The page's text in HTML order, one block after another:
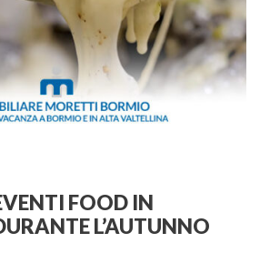
FOOD IN
L’AUTUNNO